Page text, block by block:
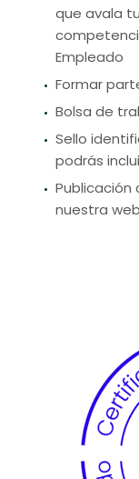
que avala
Empleado
Formar
Bolsa de
Sello
podrás
nuestra web